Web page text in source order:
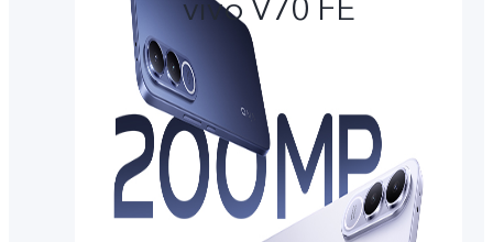
vivo V70 FE